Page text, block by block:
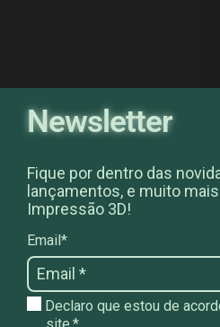
Newsletter
Fique por dentro das
lançamentos, e muito
Impressão 3D!
Email*
Declaro que estou de
site.*